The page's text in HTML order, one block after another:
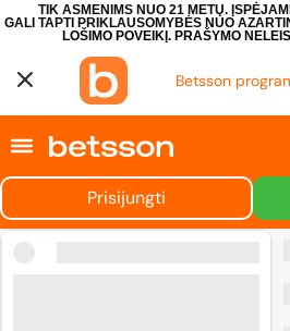
TIK ASMENIMS NUO 21 METŲ.
GALI TAPTI PRIKLAUSOMYBĖS NUO
LOŠIMO POVEIKĮ. PRAŠYMO
Betsson
Prisijungti